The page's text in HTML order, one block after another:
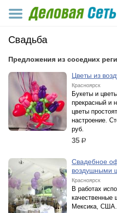
Свадьба
Предложения из соседних
Цветы из
Красноярск
Букеты и
прекрасный и
цветы
настроение.
руб.
35 р.
Свадебное
воздушными
Красноярск
В работах
качественные
Мексика, США.